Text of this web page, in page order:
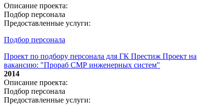
Описание проекта:
Подбор персонала
Предоставленные услуги:
Подбор персонала
Проект по подбору персонала для ГК Престиж Проект на
вакансию: "Прораб СМР инженерных систем"
2014
Описание проекта:
Подбор персонала
Предоставленные услуги: